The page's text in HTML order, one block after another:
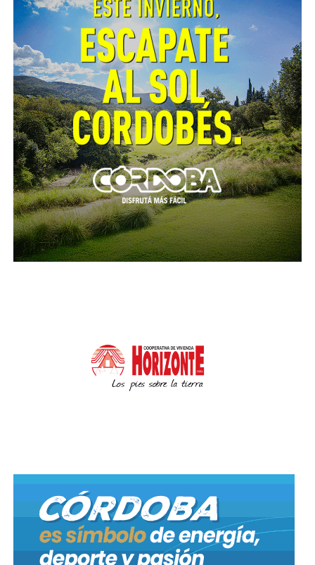
Fuente: GEF Informe.
Con esta cifra de contagiados la provincia de
Córdoba sigue siendo el cuarto distrito con mayor
número de casos positivos, detrás de Ciudad de
Buenos Aires, que es el lugar con más contagios del
país, con 8480 (274) infectados, Provincia de Buenos
realizaron en la provincia de Córdoba, 40.411 testeos
por PCR (hisopados). Esto resulta en una tasa
de 10.746 test cada 1 millón de habitantes. En el día
en la fase de transmisión comunitaria en ciudad de
Además informaron que se continúan realizando los
Operativos Identificar en la ciudad de Córdoba, con
el objetivo de desarrollar estrategias de búsqueda